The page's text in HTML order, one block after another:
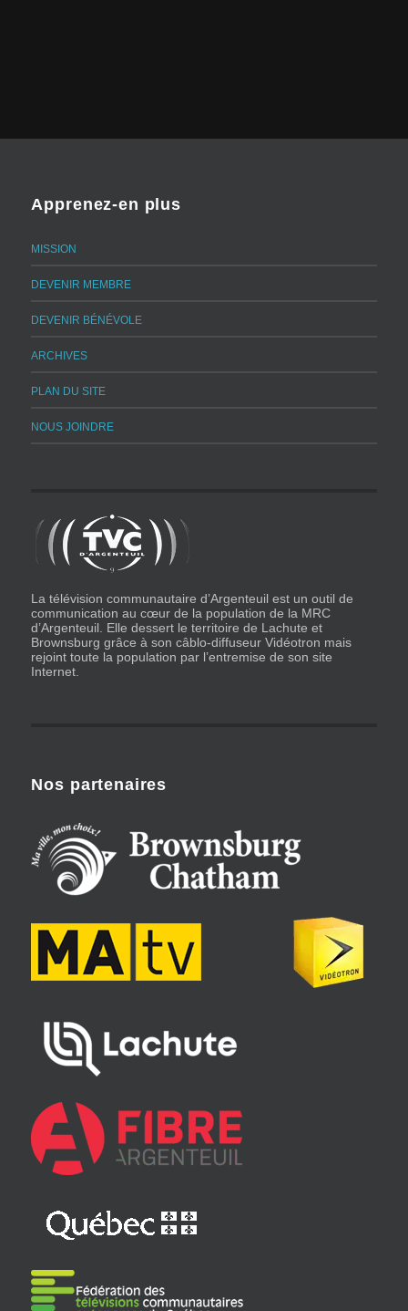
Apprenez-en plus
MISSION
DEVENIR MEMBRE
DEVENIR BÉNÉVOLE
ARCHIVES
PLAN DU SITE
NOUS JOINDRE
La télévision communautaire d’Argenteuil est un outil de
communication au cœur de la population de la MRC
d’Argenteuil. Elle dessert le territoire de Lachute et
Brownsburg grâce à son câblo-diffuseur Vidéotron mais
rejoint toute la population par l’entremise de son site
Internet.
Nos partenaires